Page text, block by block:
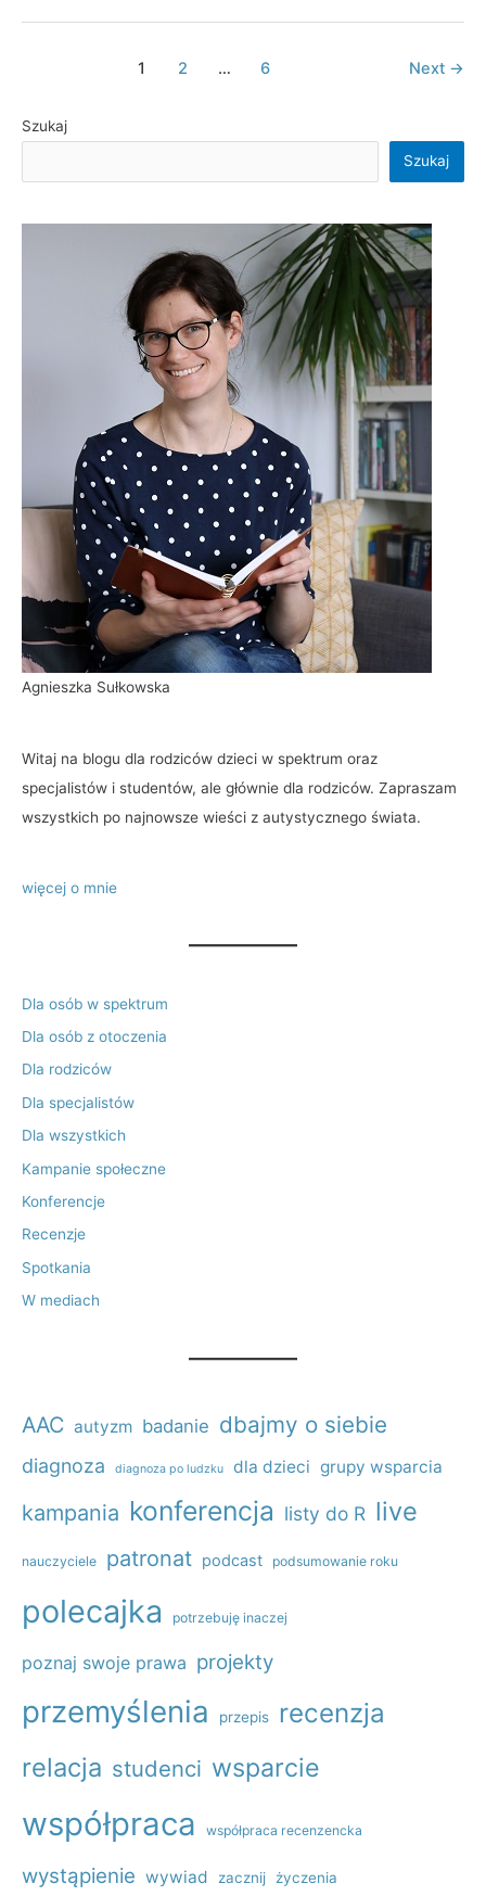
1 2 … 6 Next →
Szukaj
Szukaj
Agnieszka Sułkowska
Witaj na blogu dla rodziców dzieci w spektrum oraz
specjalistów i studentów, ale głównie dla rodziców. Zapraszam
wszystkich po najnowsze wieści z autystycznego świata.
więcej o mnie
Dla osób w spektrum
Dla osób z otoczenia
Dla rodziców
Dla specjalistów
Dla wszystkich
Kampanie społeczne
Konferencje
Recenzje
Spotkania
W mediach
AAC autyzm badanie dbajmy o siebie
diagnoza diagnoza po ludzku dla dzieci grupy wsparcia
kampania konferencja listy do R live
nauczyciele patronat podcast podsumowanie roku
polecajka potrzebuję inaczej
poznaj swoje prawa projekty
przemyślenia przepis
recenzja
relacja studenci wsparcie
współpraca współpraca recenzencka
wystąpienie wywiad zacznij życzenia